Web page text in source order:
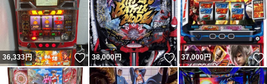
36,333円 いいね！
38,000円 いいね！
37,000円